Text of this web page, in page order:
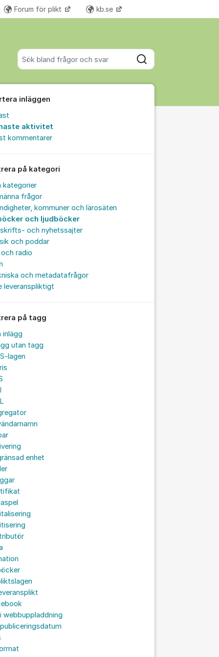
Sök bland alla inlägg
Sök
Forum för plikt kb.se Fler supportlänkar
inläggen
aktivitet
kommentarer
på kategori
kategorier
frågor
kommuner och lärosäten
och ljudböcker
och nyhetssajter
och poddar
radio
och metadatafrågor
leveranspliktigt
på tagg
inlägg
utan tagg
lagen
enhet
webbuppladdning